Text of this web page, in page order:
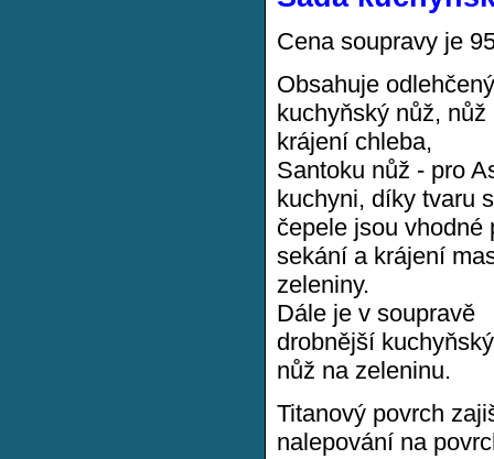
Cena soupravy je
Obsahuje
kuchyňský nůž, nůž
krájení chleba,
Santoku nůž - pro
kuchyni, díky tvaru
čepele jsou vhodné
sekání a krájení
zeleniny.
Dále je v soupravě
drobnější
nůž na zeleninu.
Titanový povrch
nalepování na